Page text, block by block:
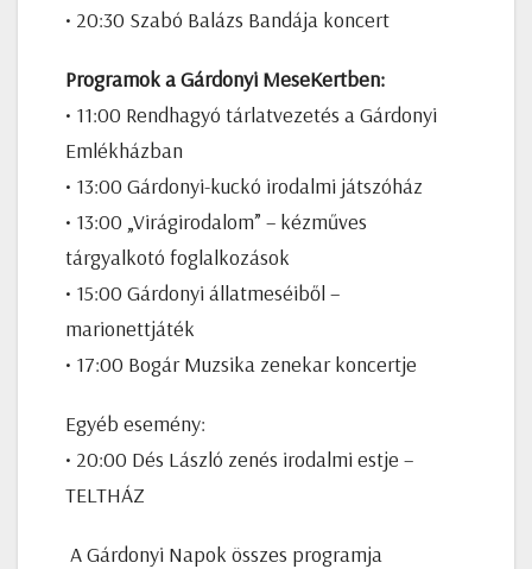
• 20:30 Szabó Balázs Bandája koncert
Programok a Gárdonyi MeseKertben:
• 11:00 Rendhagyó tárlatvezetés a Gárdonyi
Emlékházban
• 13:00 Gárdonyi-kuckó irodalmi játszóház
• 13:00 „Virágirodalom” – kézműves
tárgyalkotó foglalkozások
• 15:00 Gárdonyi állatmeséiből –
marionettjáték
• 17:00 Bogár Muzsika zenekar koncertje
Egyéb esemény:
• 20:00 Dés László zenés irodalmi estje –
TELTHÁZ
A Gárdonyi Napok összes programja